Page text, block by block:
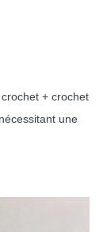
+ crochet
une